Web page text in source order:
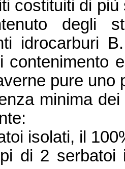
costituiti di
degli
idrocarburi
contenimento
pure uno
minima
isolati, il
di 2 serbatoi